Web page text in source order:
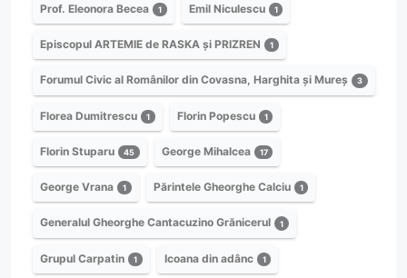
Prof. Eleonora Becea 1 Emil Niculescu 1
Episcopul ARTEMIE de RASKA și PRIZREN 1
Forumul Civic al Românilor din Covasna, Harghita și Mureș 3
Florea Dumitrescu 1 Florin Popescu 1
Florin Stuparu 45 George Mihalcea 17
George Vrana 1 Părintele Gheorghe Calciu 1
Generalul Gheorghe Cantacuzino Grănicerul 1
Grupul Carpatin 1 Icoana din adânc 1